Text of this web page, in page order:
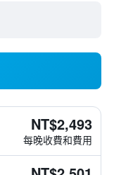
NT$2,493
每晚收費和費用